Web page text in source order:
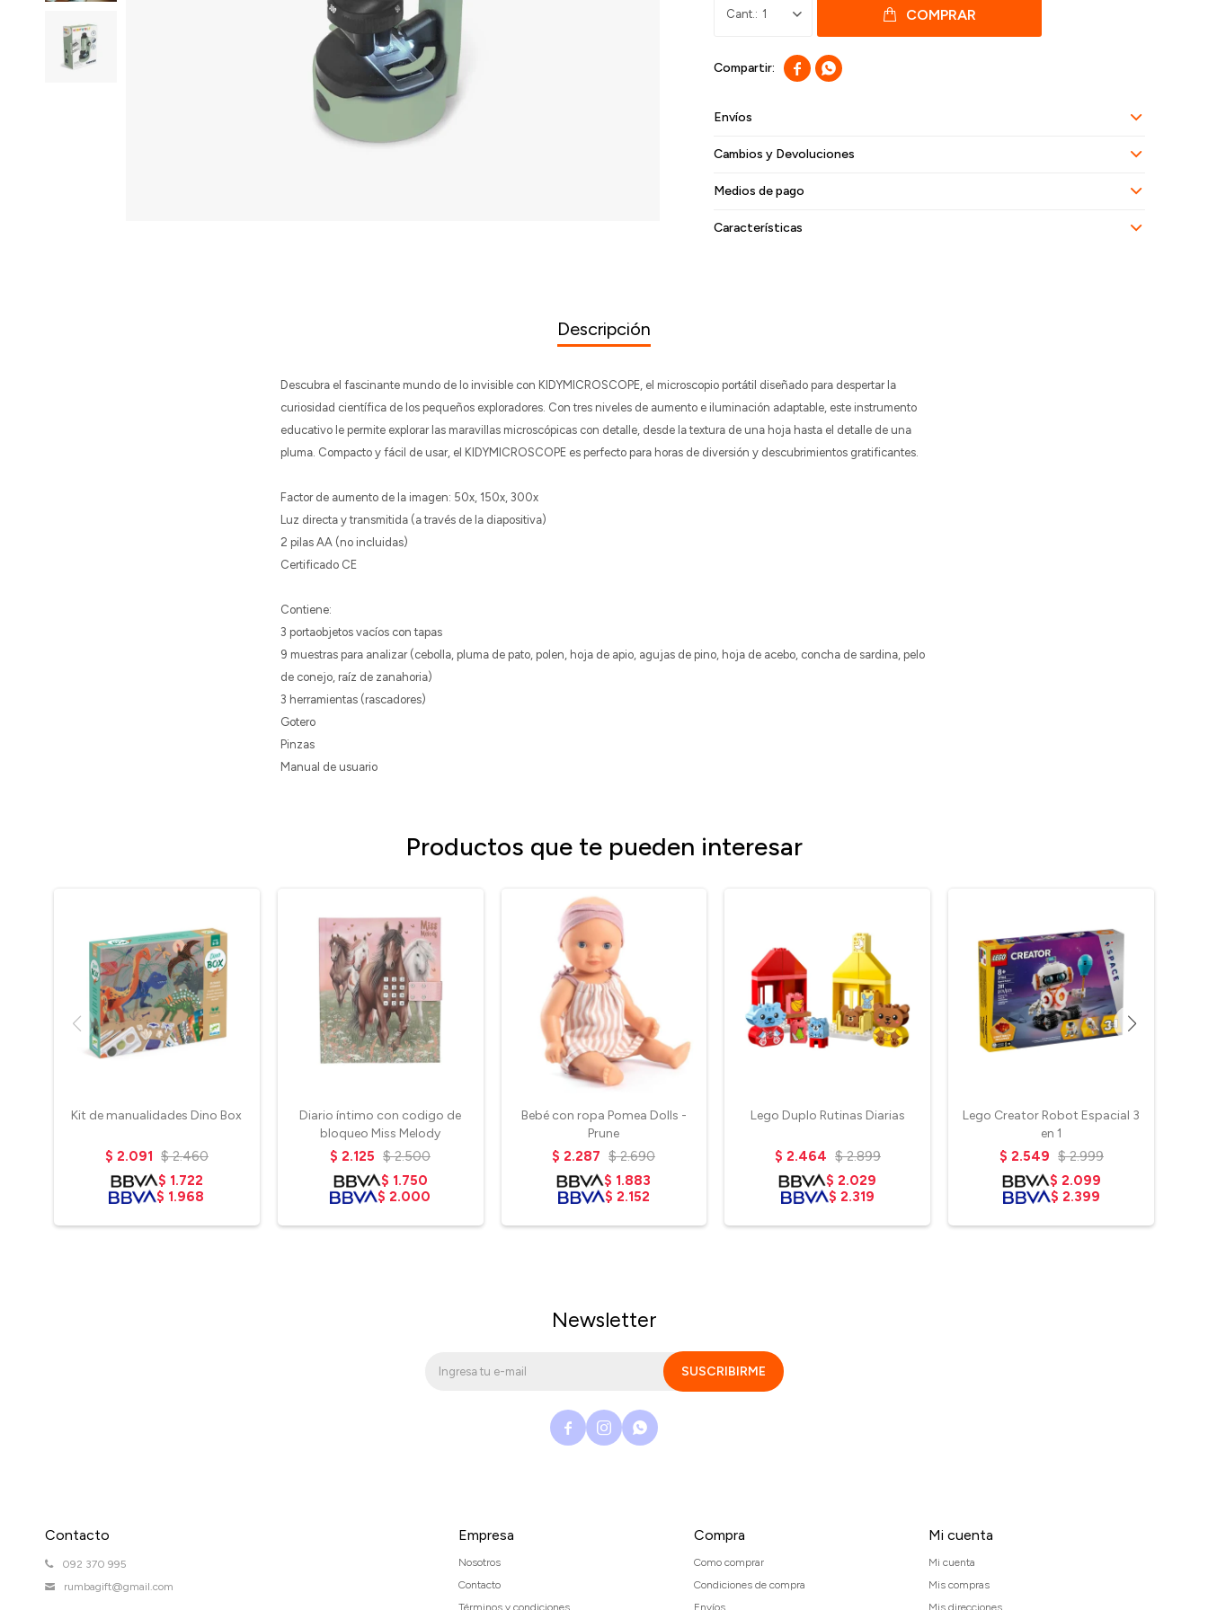
1 COMPRAR
 
Envíos
Cambios y Devoluciones
Medios de pago
Características
Descripción
Descubra el fascinante mundo de lo invisible con KIDYMICROSCOPE, el microscopio portátil diseñado para despertar la
curiosidad científica de los pequeños exploradores. Con tres niveles de aumento e iluminación adaptable, este instrumento
educativo le permite explorar las maravillas microscópicas con detalle, desde la textura de una hoja hasta el detalle de una
pluma. Compacto y fácil de usar, el KIDYMICROSCOPE es perfecto para horas de diversión y descubrimientos gratificantes.
Factor de aumento de la imagen: 50x, 150x, 300x
Luz directa y transmitida (a través de la diapositiva)
2 pilas AA (no incluidas)
Certificado CE
Contiene:
3 portaobjetos vacíos con tapas
9 muestras para analizar (cebolla, pluma de pato, polen, hoja de apio, agujas de pino, hoja de acebo, concha de sardina, pelo
de conejo, raíz de zanahoria)
3 herramientas (rascadores)
Gotero
Pinzas
Manual de usuario
Productos que te pueden interesar
Kit de manualidades Dino Box
$ 2.091 $ 2.460
$ 1.722
$ 1.968
Diario íntimo con codigo de
bloqueo Miss Melody
$ 2.125 $ 2.500
$ 1.750
$ 2.000
Bebé con ropa Pomea Dolls -
Prune
$ 2.287 $ 2.690
$ 1.883
$ 2.152
Lego Duplo Rutinas Diarias
$ 2.464 $ 2.899
$ 2.029
$ 2.319
Lego Creator Robot Espacial 3
en 1
$ 2.549 $ 2.999
$ 2.099
$ 2.399
Contacto
092 370 995
rumbagift@gmail.com
Empresa
Nosotros
Contacto
Términos y condiciones
Compra
Como comprar
Condiciones de compra
Envíos
Mi cuenta
Mi cuenta
Mis compras
Mis direcciones
Newsletter
SUSCRIBIRME
  